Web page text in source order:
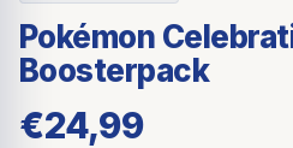
Pokémon
Boosterpack
€24,99